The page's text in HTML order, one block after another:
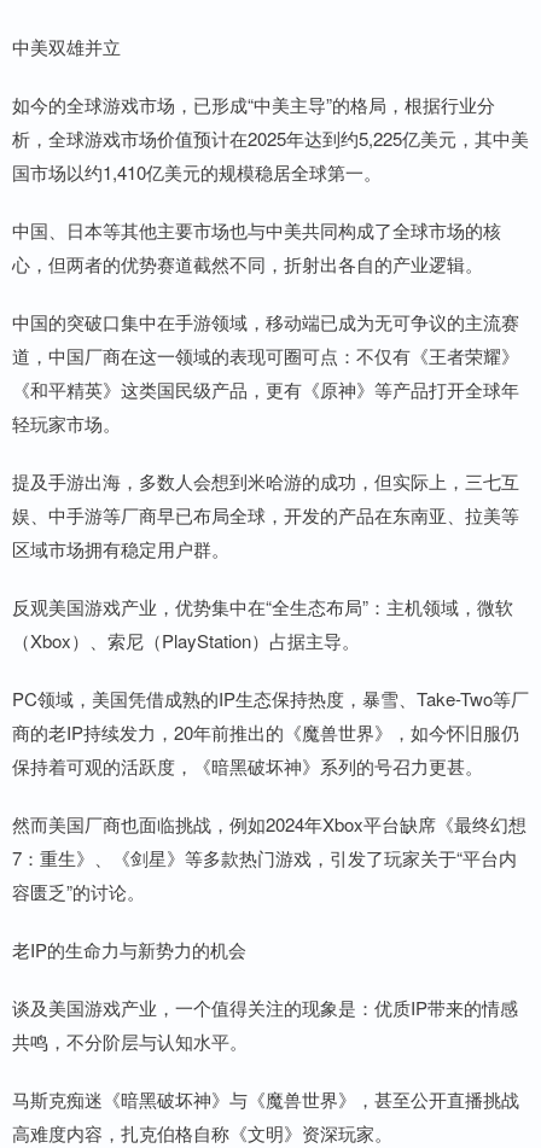
中美双雄并立
如今的全球游戏市场，已形成“中美主导”的格局，根据行业分
析，全球游戏市场价值预计在2025年达到约5,225亿美元，其中美
国市场以约1,410亿美元的规模稳居全球第一。
中国、日本等其他主要市场也与中美共同构成了全球市场的核
心，但两者的优势赛道截然不同，折射出各自的产业逻辑。
中国的突破口集中在手游领域，移动端已成为无可争议的主流赛
道，中国厂商在这一领域的表现可圈可点：不仅有《王者荣耀》
《和平精英》这类国民级产品，更有《原神》等产品打开全球年
轻玩家市场。
提及手游出海，多数人会想到米哈游的成功，但实际上，三七互
娱、中手游等厂商早已布局全球，开发的产品在东南亚、拉美等
区域市场拥有稳定用户群。
反观美国游戏产业，优势集中在“全生态布局”：主机领域，微软
（Xbox）、索尼（PlayStation）占据主导。
PC领域，美国凭借成熟的IP生态保持热度，暴雪、Take-Two等厂
商的老IP持续发力，20年前推出的《魔兽世界》，如今怀旧服仍
保持着可观的活跃度，《暗黑破坏神》系列的号召力更甚。
然而美国厂商也面临挑战，例如2024年Xbox平台缺席《最终幻想
7：重生》、《剑星》等多款热门游戏，引发了玩家关于“平台内
容匮乏”的讨论。
老IP的生命力与新势力的机会
谈及美国游戏产业，一个值得关注的现象是：优质IP带来的情感
共鸣，不分阶层与认知水平。
马斯克痴迷《暗黑破坏神》与《魔兽世界》，甚至公开直播挑战
高难度内容，扎克伯格自称《文明》资深玩家。